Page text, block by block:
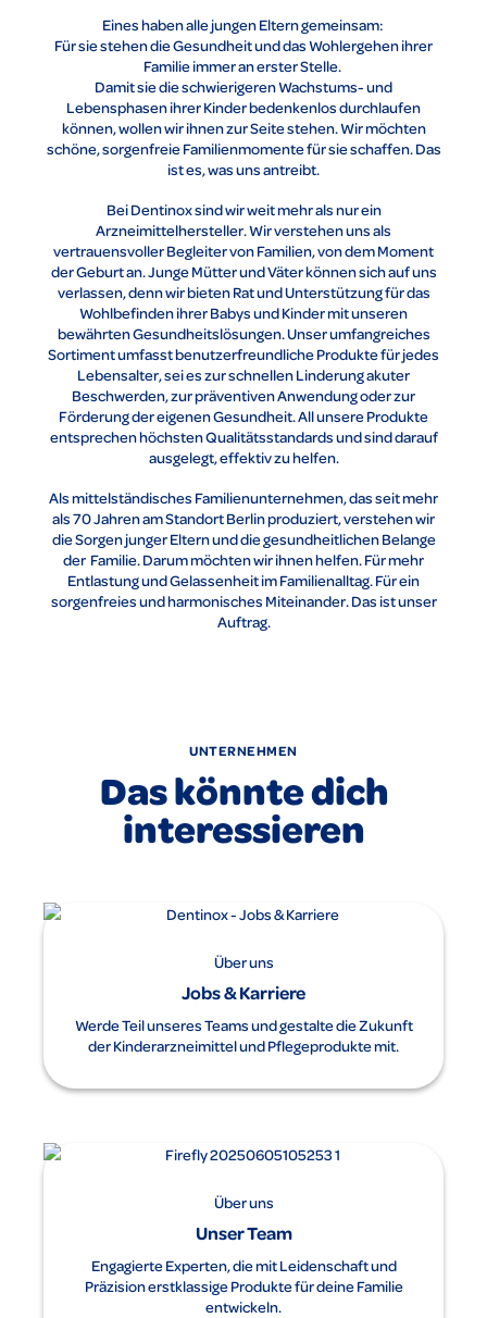
Eines haben alle jungen Eltern gemeinsam:
Für sie stehen die Gesundheit und das Wohlergehen ihrer
Familie immer an erster Stelle.
Damit sie die schwierigeren Wachstums- und
Lebensphasen ihrer Kinder bedenkenlos durchlaufen
können, wollen wir ihnen zur Seite stehen. Wir möchten
schöne, sorgenfreie Familienmomente für sie schaffen. Das
ist es, was uns antreibt.
Bei Dentinox sind wir weit mehr als nur ein
Arzneimittelhersteller. Wir verstehen uns als
vertrauensvoller Begleiter von Familien, von dem Moment
der Geburt an. Junge Mütter und Väter können sich auf uns
verlassen, denn wir bieten Rat und Unterstützung für das
Wohlbefinden ihrer Babys und Kinder mit unseren
bewährten Gesundheitslösungen. Unser umfangreiches
Sortiment umfasst benutzerfreundliche Produkte für jedes
Lebensalter, sei es zur schnellen Linderung akuter
Beschwerden, zur präventiven Anwendung oder zur
Förderung der eigenen Gesundheit. All unsere Produkte
entsprechen höchsten Qualitätsstandards und sind darauf
ausgelegt, effektiv zu helfen.
Als mittelständisches Familienunternehmen, das seit mehr
als 70 Jahren am Standort Berlin produziert, verstehen wir
die Sorgen junger Eltern und die gesundheitlichen Belange
der Familie. Darum möchten wir ihnen helfen. Für mehr
Entlastung und Gelassenheit im Familienalltag. Für ein
sorgenfreies und harmonisches Miteinander. Das ist unser
Auftrag.
UNTERNEHMEN
Das könnte dich
interessieren
Über uns
Jobs & Karriere
Werde Teil unseres Teams und gestalte die Zukunft
der Kinderarzneimittel und Pflegeprodukte mit.
Über uns
Unser Team
Engagierte Experten, die mit Leidenschaft und
Präzision erstklassige Produkte für deine Familie
entwickeln.